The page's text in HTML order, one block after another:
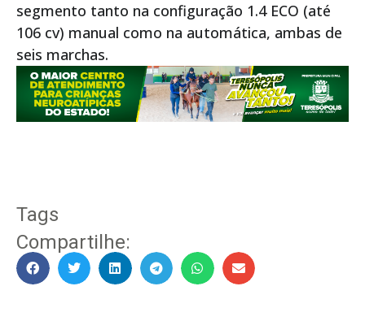
segmento tanto na configuração 1.4 ECO (até
106 cv) manual como na automática, ambas de
seis marchas.
Tags
Compartilhe: